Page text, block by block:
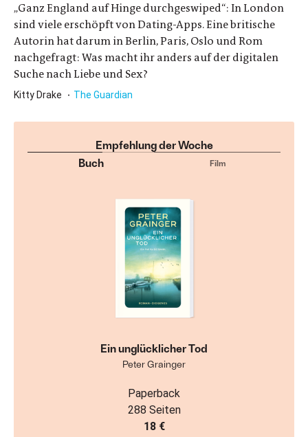
„Ganz England auf Hinge durchgeswiped“: In London
sind viele erschöpft von Dating-Apps. Eine britische
Autorin hat darum in Berlin, Paris, Oslo und Rom
nachgefragt: Was macht ihr anders auf der digitalen
Suche nach Liebe und Sex?
Kitty Drake The Guardian
Empfehlung der Woche
Buch
Film
Ein unglücklicher Tod
Peter Grainger
Paperback
288 Seiten
18 €